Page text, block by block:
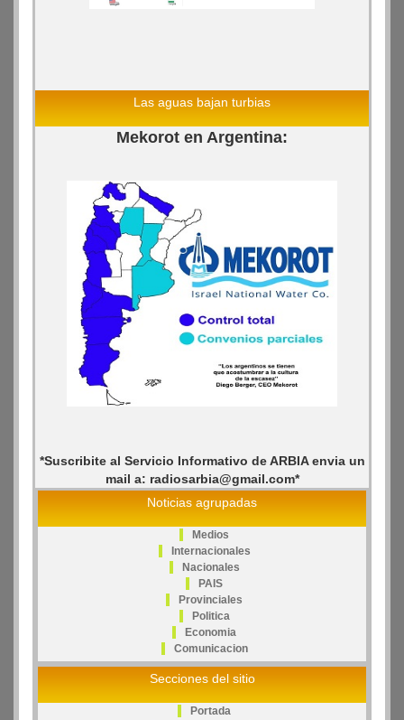
Las aguas bajan turbias
Mekorot en Argentina:
*Suscribite al Servicio Informativo de ARBIA envia un
mail a: radiosarbia@gmail.com*
Noticias agrupadas
Medios
Internacionales
Nacionales
PAIS
Provinciales
Politica
Economia
Comunicacion
Secciones del sitio
Portada